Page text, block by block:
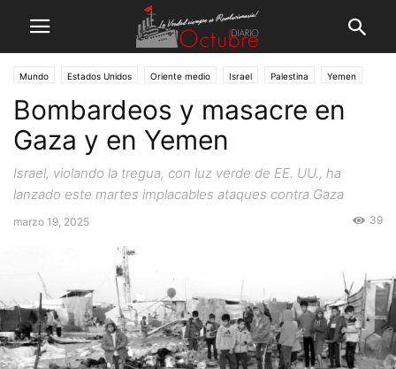
Mundo Estados Unidos Oriente medio Israel Palestina Yemen
Bombardeos y masacre en
Gaza y en Yemen
Israel, violando la tregua, con luz verde de EE. UU., ha
lanzado este martes implacables ataques contra Gaza
marzo 19, 2025 39